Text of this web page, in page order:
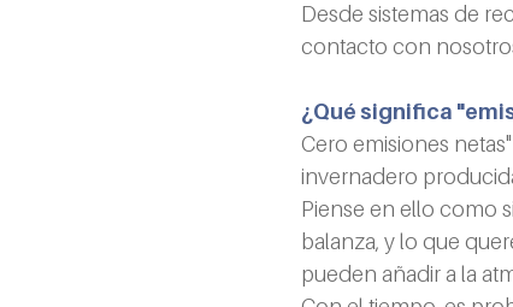
Desde sistemas de
contacto con
¿Qué significa
Cero emisiones
invernadero
Piense en ello como
balanza, y lo que
pueden añadir a la